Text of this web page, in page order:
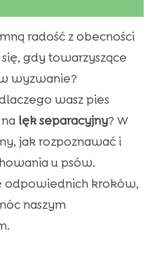
u
behawioralnych
żywienia w
– Najlepszy
radość z obecności
gdy towarzyszące
wyzwanie?
wasz pies
lęk separacyjny? W
jak rozpoznawać i
u psów.
odpowiednich kroków,
naszym